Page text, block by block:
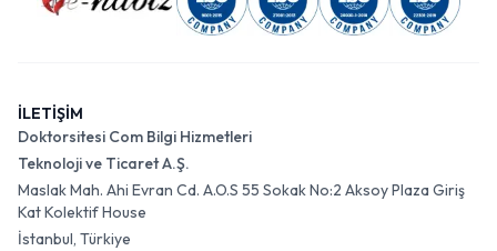
İLETİŞİM
Doktorsitesi Com Bilgi Hizmetleri
Teknoloji ve Ticaret A.Ş.
Maslak Mah. Ahi Evran Cd. A.O.S 55 Sokak No:2 Aksoy Plaza Giriş
Kat Kolektif House
İstanbul, Türkiye